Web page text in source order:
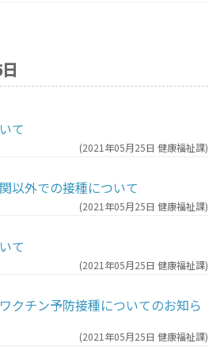
て
(2021年05月25日 健康福祉課)
以外での接種について
(2021年05月25日 健康福祉課)
て
(2021年05月25日 健康福祉課)
クチン予防接種についてのお知ら
(2021年05月25日 健康福祉課)